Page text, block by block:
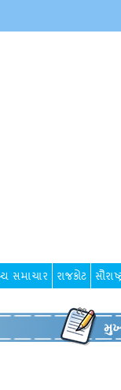
સમાચાર રાજકોટ